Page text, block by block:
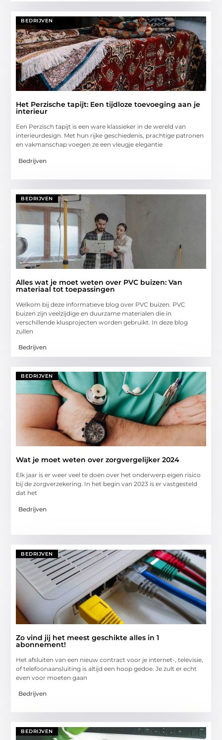
BEDRIJVEN
Het Perzische tapijt: Een tijdloze toevoeging aan je
interieur
Een Perzisch tapijt is een ware klassieker in de wereld van
interieurdesign. Met hun rijke geschiedenis, prachtige patronen
en vakmanschap voegen ze een vleugje elegantie
Bedrijven
BEDRIJVEN
Alles wat je moet weten over PVC buizen: Van
materiaal tot toepassingen
Welkom bij deze informatieve blog over PVC buizen. PVC
buizen zijn veelzijdige en duurzame materialen die in
verschillende klusprojecten worden gebruikt. In deze blog
zullen
Bedrijven
BEDRIJVEN
Wat je moet weten over zorgvergelijker 2024
Elk jaar is er weer veel te doen over het onderwerp eigen risico
bij de zorgverzekering. In het begin van 2023 is er vastgesteld
dat het
Bedrijven
BEDRIJVEN
Zo vind jij het meest geschikte alles in 1
abonnement!
Het afsluiten van een nieuw contract voor je internet-, televisie,
of telefoonaansluiting is altijd een hoop gedoe. Je zult er echt
even voor moeten gaan
Bedrijven
BEDRIJVEN